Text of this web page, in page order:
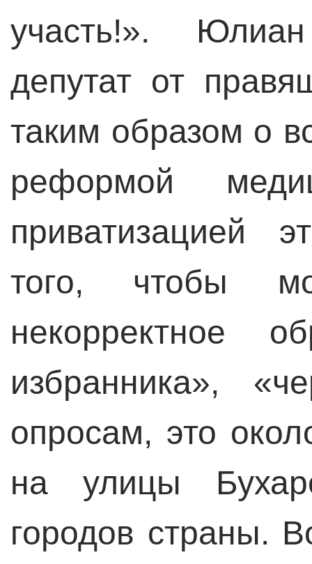
участь!».
депутат от
таким образом о
реформой
приватизацией
того, чтобы
некорректное
избранника»,
опросам, это
на улицы
городов страны.